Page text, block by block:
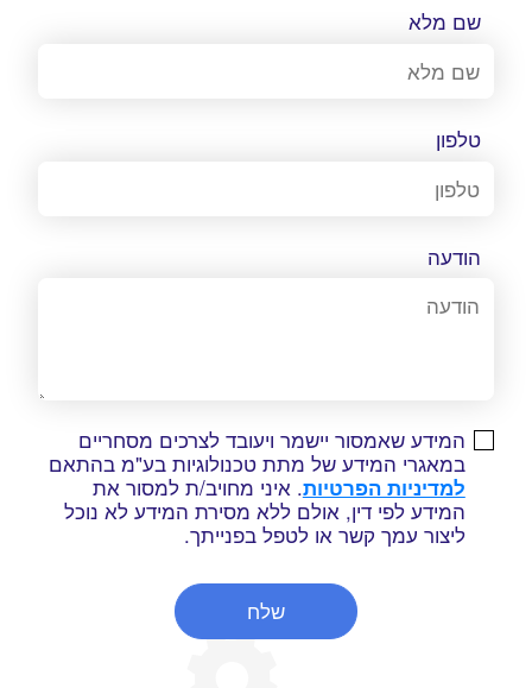
שם מלא
טלפון
הודעה
המידע שאמסור יישמר ויעובד לצרכים מסחריים
במאגרי המידע של מתת טכנולוגיות בע"מ בהתאם
למדיניות הפרטיות. איני מחויב/ת למסור את
המידע לפי דין, אולם ללא מסירת המידע לא נוכל
ליצור עמך קשר או לטפל בפנייתך.